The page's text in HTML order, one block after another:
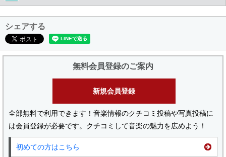
シェアする
無料会員登録のご案内
新規会員登録
全部無料で利用できます！音楽情報のクチコミ投稿や写真投稿に
は会員登録が必要です。クチコミして音楽の魅力を広めよう！
初めての方はこちら